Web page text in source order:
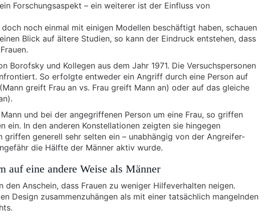
Forschungsaspekt – ein weiterer ist der Einfluss von
noch einmal mit einigen Modellen beschäftigt haben, schauen
Blick auf ältere Studien, so kann der Eindruck entstehen, dass
Borofsky und Kollegen aus dem Jahr 1971. Die Versuchspersonen
So erfolgte entweder ein Angriff durch eine Person auf
greift Frau an vs. Frau greift Mann an) oder auf das gleiche
und bei der angegriffenen Person um eine Frau, so griffen
ein. In den anderen Konstellationen zeigten sie hingegen
griffen generell sehr selten ein – unabhängig von der Angreifer-
die Hälfte der Männer aktiv wurde.
auf eine andere Weise als Männer
Anschein, dass Frauen zu weniger Hilfeverhalten neigen.
Design zusammenzuhängen als mit einer tatsächlich mangelnden